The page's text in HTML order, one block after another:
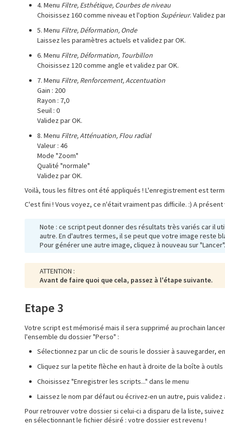
4. Menu Filtre, Esthétique, Courbes de niveau
Choisissez 160 comme niveau et l'option Supérieur. Validez
5. Menu Filtre, Déformation, Onde
Laissez les paramètres actuels et validez par OK.
6. Menu Filtre, Déformation, Tourbillon
Choisissez 120 comme angle et validez par OK.
7. Menu Filtre, Renforcement, Accentuation
Gain : 200
Rayon : 7,0
Seuil : 0
Validez par OK.
8. Menu Filtre, Atténuation, Flou radial
Valeur : 46
Mode "Zoom"
Qualité "normale"
Validez par OK.
Voilà, tous les filtres ont été appliqués ! L'enregistrement est
C'est fini ! Vous voyez, ce n'était vraiment pas difficile. :) A
Note : ce script peut donner des résultats très variés car il
autre. En d'autres termes, il se peut que votre image reste
Pour générer une autre image, cliquez à nouveau sur "Lancer".
ATTENTION :
Avant de faire quoi que cela, passez à l'étape suivante.
Etape 3
Votre script est mémorisé mais il sera supprimé au prochain
l'ensemble du dossier "Perso" :
Sélectionnez par un clic de souris le dossier à sauvegarder,
Cliquez sur la petite flèche en haut à droite de la boîte à outils
Choisissez "Enregistrer les scripts..." dans le menu
Laissez le nom par défaut ou écrivez-en un autre, puis
Pour retrouver votre dossier si celui-ci a disparu de la liste,
en sélectionnant le fichier désiré : votre dossier est revenu !